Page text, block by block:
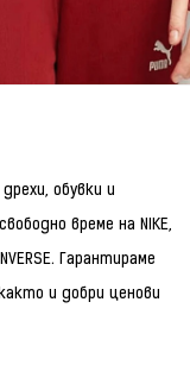
обувки и
време на NIKE,
Гарантираме
и добри ценови